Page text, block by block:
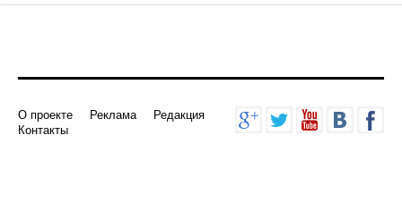
О проекте Реклама
Редакция
Контакты